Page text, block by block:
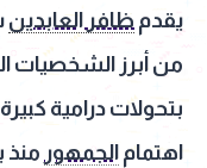
يقدم ظافر العابدين
من أبرز الشخصيات
بتحولات درامية
اهتمام الجمهور منذ